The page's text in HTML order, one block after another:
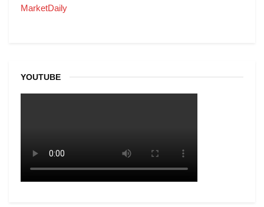
MarketDaily
YOUTUBE